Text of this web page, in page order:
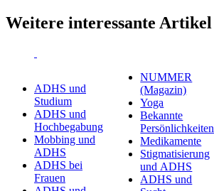
Weitere interessante Artikel
ADHS und
Studium
ADHS und
Hochbegabung
Mobbing und
ADHS
ADHS bei
Frauen
NUMMER
(Magazin)
Yoga
Bekannte
Persönlichkeiten
Medikamente
Stigmatisierung
und ADHS
ADHS und